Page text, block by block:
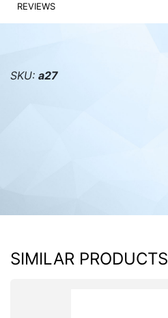
REVIEWS
SKU: а27
SIMILAR PRODUCTS